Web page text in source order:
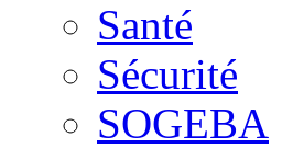
Santé
Sécurité
SOGEBA